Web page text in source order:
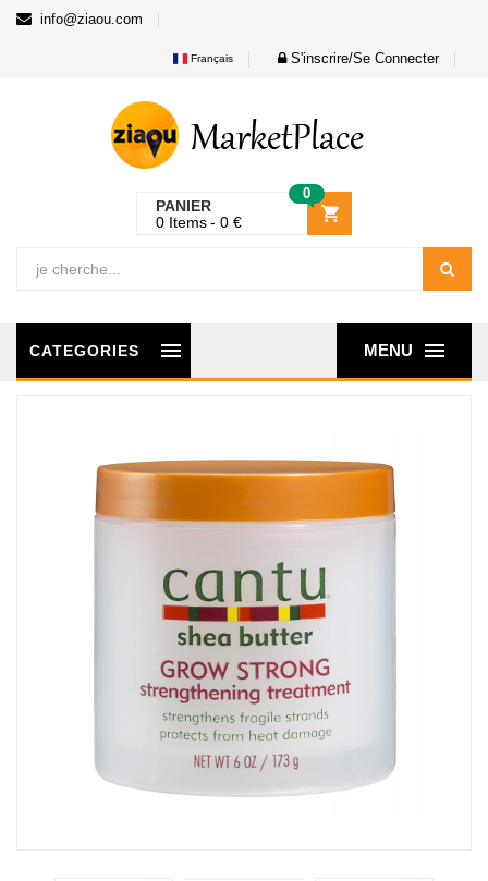
info@ziaou.com
Français S'inscrire/Se Connecter
PANIER
0
0 Items 0 €
MENU
CATEGORIES